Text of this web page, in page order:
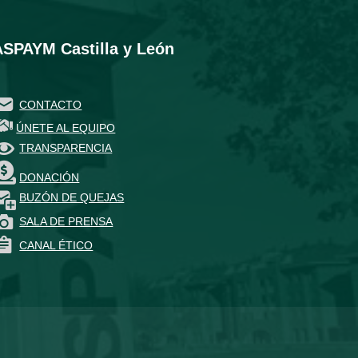
Castilla y León
CONTACTO
ÚNETE AL EQUIPO
TRANSPARENCIA
DONACIÓN
BUZÓN DE QUEJAS
SALA DE PRENSA
CANAL ÉTICO